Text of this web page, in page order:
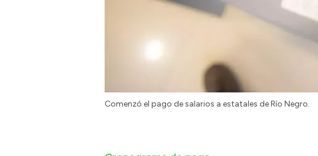
Comenzó el pago de salarios a estatales de Río Negro.